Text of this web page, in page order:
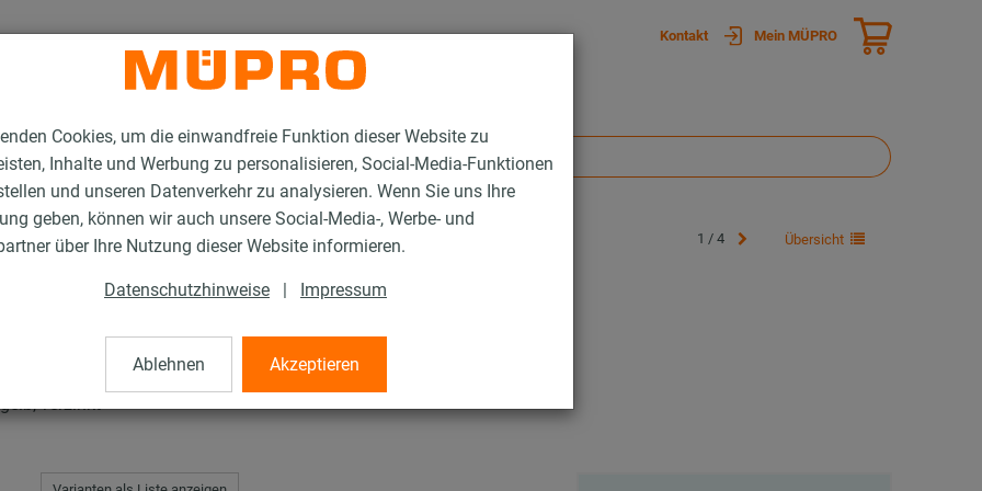
Cookies, um die einwandfreie Funktion dieser Website zu
Inhalte und Werbung zu personalisieren, Social-Media-Funktionen
und unseren Datenverkehr zu analysieren. Wenn Sie uns Ihre
geben, können wir auch unsere Social-Media-, Werbe- und
über Ihre Nutzung dieser Website informieren.
Datenschutzhinweise | Impressum
Ablehnen Akzeptieren
Kontakt Mein MÜPRO
für die Lüftungsbefestigung Industrie-Rohrschellen 1 / 4 Übersicht
verzinkt